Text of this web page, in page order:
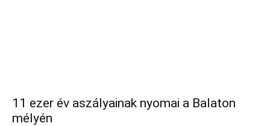
11 ezer év aszályainak nyomai a Balaton
mélyén